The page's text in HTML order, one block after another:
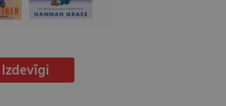
Izdevīgi